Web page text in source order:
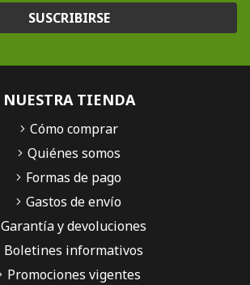
SUSCRIBIRSE
NUESTRA TIENDA
Cómo comprar
Quiénes somos
Formas de pago
Gastos de envío
Garantía y devoluciones
Boletines informativos
Promociones vigentes